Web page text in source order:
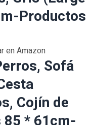
Productos
en Amazon
Sofá
Cojín de